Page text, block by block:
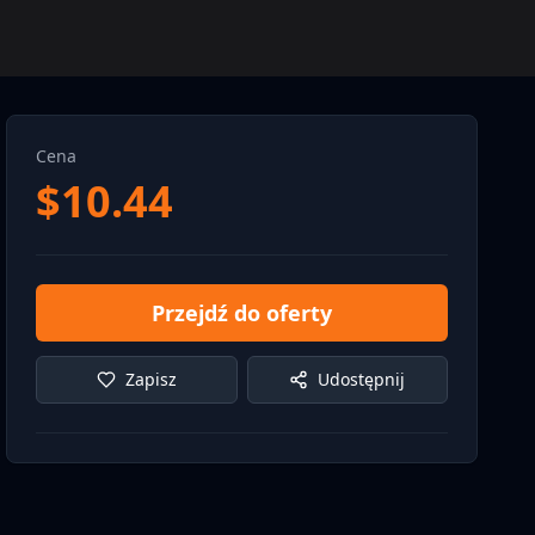
Cena
$10.44
Przejdź do oferty
Zapisz Udostępnij